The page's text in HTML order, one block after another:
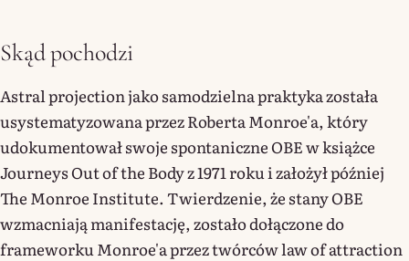
Skąd pochodzi
Astral projection jako samodzielna praktyka została
usystematyzowana przez Roberta Monroe'a, który
udokumentował swoje spontaniczne OBE w książce
Journeys Out of the Body z 1971 roku i założył później
The Monroe Institute. Twierdzenie, że stany OBE
wzmacniają manifestację, zostało dołączone do
frameworku Monroe'a przez twórców law of attraction